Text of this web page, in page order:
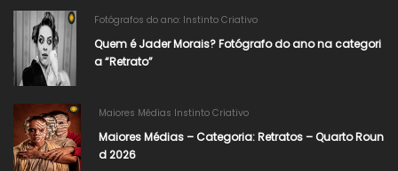
Fotógrafos do ano: Instinto Criativo
Quem é Jader Morais? Fotógrafo do ano na categori
a “Retrato”
Maiores Médias Instinto Criativo
Maiores Médias – Categoria: Retratos – Quarto Roun
d 2026